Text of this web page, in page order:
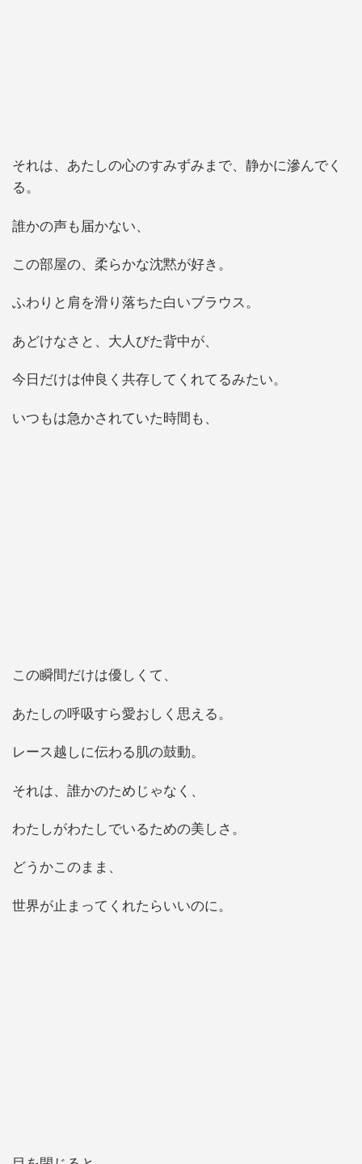
それは、あたしの心のすみずみまで、静かに滲んでく
る。
誰かの声も届かない、
この部屋の、柔らかな沈黙が好き。
ふわりと肩を滑り落ちた白いブラウス。
あどけなさと、大人びた背中が、
今日だけは仲良く共存してくれてるみたい。
いつもは急かされていた時間も、
この瞬間だけは優しくて、
あたしの呼吸すら愛おしく思える。
レース越しに伝わる肌の鼓動。
それは、誰かのためじゃなく、
わたしがわたしでいるための美しさ。
どうかこのまま、
世界が止まってくれたらいいのに。